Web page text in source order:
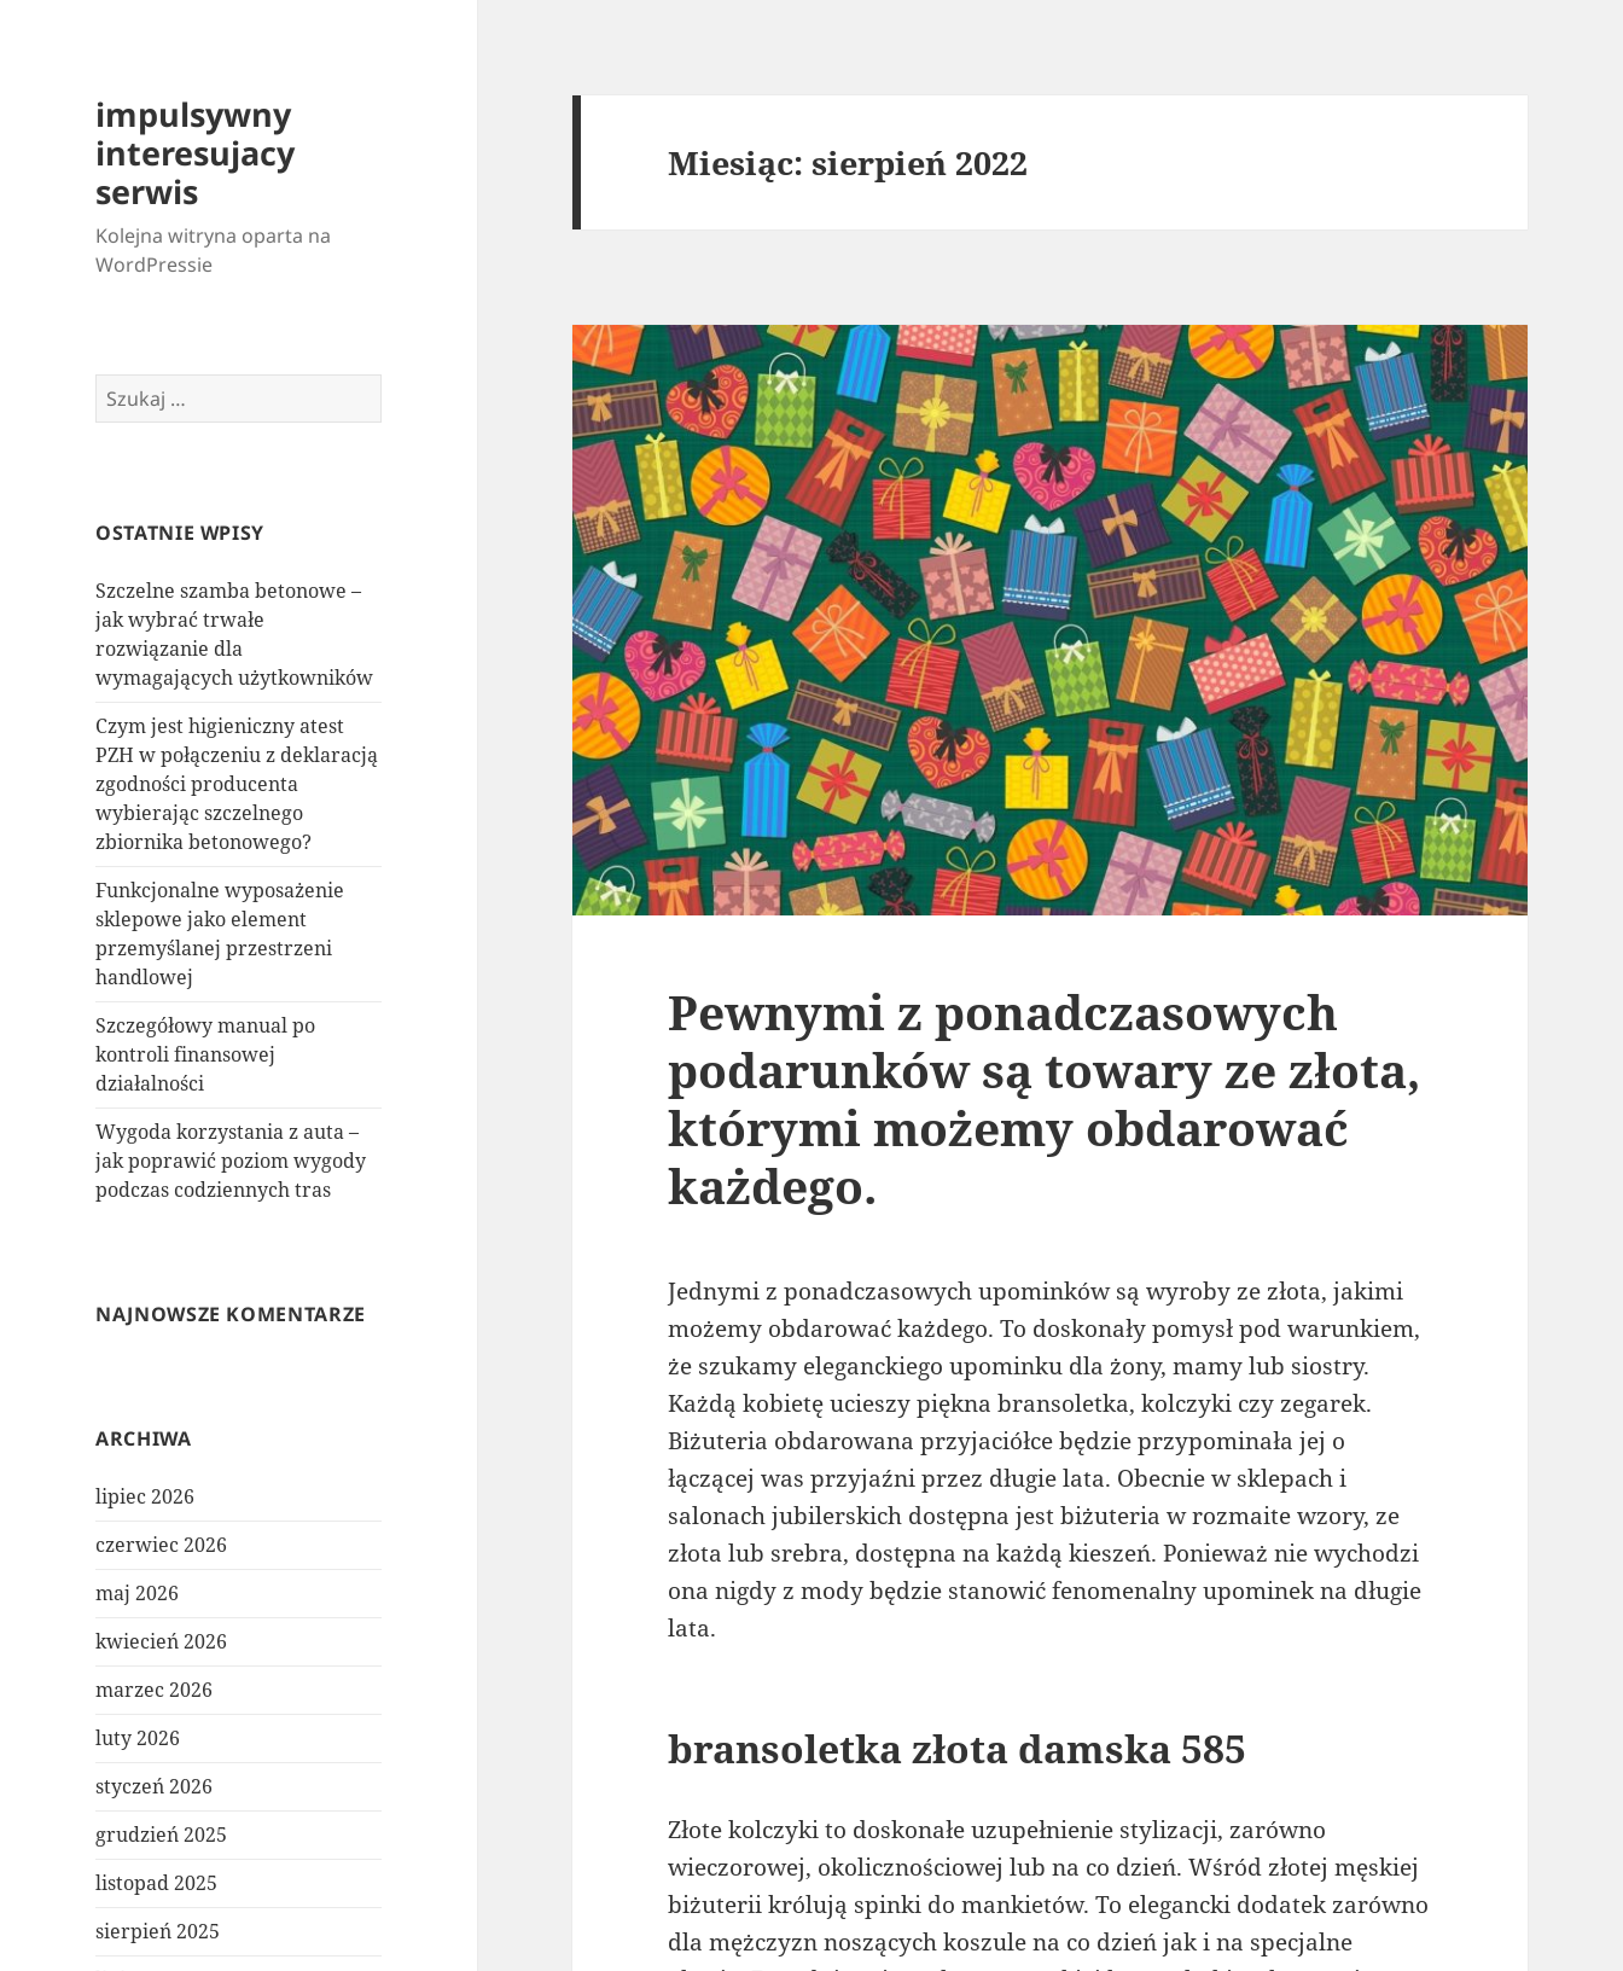
impulsywny
interesujacy
serwis
Kolejna witryna oparta na
WordPressie
Szukaj:
OSTATNIE WPISY
Szczelne szamba betonowe –
jak wybrać trwałe
rozwiązanie dla
wymagających użytkowników
Czym jest higieniczny atest
PZH w połączeniu z deklaracją
zgodności producenta
wybierając szczelnego
zbiornika betonowego?
Funkcjonalne wyposażenie
sklepowe jako element
przemyślanej przestrzeni
handlowej
Szczegółowy manual po
kontroli finansowej
działalności
Wygoda korzystania z auta –
jak poprawić poziom wygody
podczas codziennych tras
NAJNOWSZE KOMENTARZE
ARCHIWA
lipiec 2026
czerwiec 2026
maj 2026
kwiecień 2026
marzec 2026
luty 2026
styczeń 2026
grudzień 2025
listopad 2025
sierpień 2025
Miesiąc:sierpień 2022
Pewnymi z ponadczasowych
podarunków są towary ze złota,
którymi możemy obdarować
każdego.
Jednymi z ponadczasowych upominków są wyroby ze złota, jakimi
możemy obdarować każdego. To doskonały pomysł pod warunkiem,
że szukamy eleganckiego upominku dla żony, mamy lub siostry.
Każdą kobietę ucieszy piękna bransoletka, kolczyki czy zegarek.
Biżuteria obdarowana przyjaciółce będzie przypominała jej o
łączącej was przyjaźni przez długie lata. Obecnie w sklepach i
salonach jubilerskich dostępna jest biżuteria w rozmaite wzory, ze
złota lub srebra, dostępna na każdą kieszeń. Ponieważ nie wychodzi
ona nigdy z mody będzie stanowić fenomenalny upominek na długie
lata.
bransoletka złota damska 585
Złote kolczyki to doskonałe uzupełnienie stylizacji, zarówno
wieczorowej, okolicznościowej lub na co dzień. Wśród złotej męskiej
biżuterii królują spinki do mankietów. To elegancki dodatek zarówno
dla mężczyzn noszących koszule na co dzień jak i na specjalne